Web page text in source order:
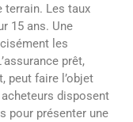
terrain. Les taux
15 ans. Une
les
prêt,
peut faire l’objet
acheteurs disposent
pour présenter une